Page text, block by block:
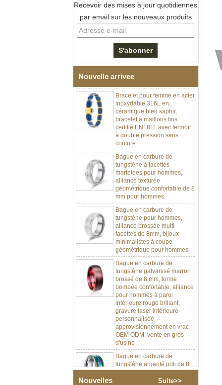
Recevoir des mises à jour quotidiennes
par email sur les nouveaux produits
Nouvelle arrivee
Bracelet à maillons I en acier
inoxydable 304 en
céramique de zircone noire
pour hommes, fermoir
316L, bracelet à maillons
thérapeutiques avec pierres
magnétiques et germanium
intégrées
Bracelet pour femme en acier
inoxydable 316L en
céramique bleu saphir,
bracelet à maillons fins
certifié EN1811 avec fermoir
à double pression sans
couture
Bague en carbure de
tungstène à facettes
martelées pour hommes,
alliance texturée
géométrique confortable de 8
mm pour hommes
Bague en carbure de
tungstène pour hommes,
alliance brossée multi-
facettes de 8mm, bijoux
minimalistes à coupe
géométrique pour hommes
Bague en carbure de
tungstène galvanisé marron
brossé de 8 mm, forme
bombée confortable, alliance
pour hommes à paroi
intérieure rouge brillant,
gravure laser intérieure
personnalisée,
approvisionnement en vrac
OEM ODM, vente en gros
d'usine
Bague en carbure de
tungstène argenté poli de 8
mm, incrustation centrale
d'opale bleue écrasée avec
bande de malachite
Nouvelles Suite>>